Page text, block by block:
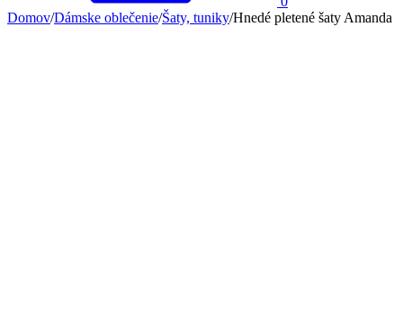
Domov/Dámske oblečenie/Šaty, tuniky/Hnedé pletené šaty Amanda